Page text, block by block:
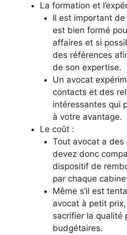
La formation et
Il est important de
est bien formé
affaires et si
des références
de son expertise.
Un avocat
contacts et des
intéressantes qui
à votre avantage.
Le coût :
Tout avocat a des
devez donc
dispositif de
par chaque
Même s’il est
avocat à petit
sacrifier la qualité
budgétaires.